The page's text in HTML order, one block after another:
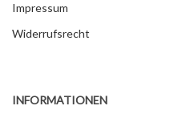
Impressum
Widerrufsrecht
INFORMATIONEN